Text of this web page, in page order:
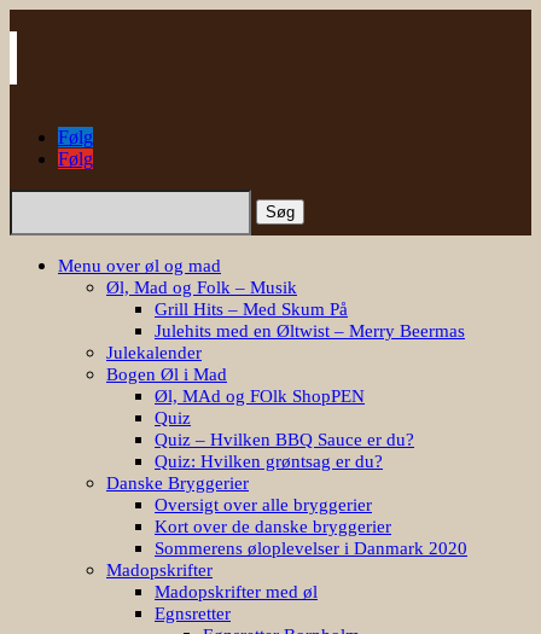
Følg
Følg
Søg
Menu over øl og mad
Øl, Mad og Folk – Musik
Grill Hits – Med Skum På
Julehits med en Øltwist – Merry Beermas
Julekalender
Bogen Øl i Mad
Øl, MAd og FOlk ShopPEN
Quiz
Quiz – Hvilken BBQ Sauce er du?
Quiz: Hvilken grøntsag er du?
Danske Bryggerier
Oversigt over alle bryggerier
Kort over de danske bryggerier
Sommerens øloplevelser i Danmark 2020
Madopskrifter
Madopskrifter med øl
Egnsretter